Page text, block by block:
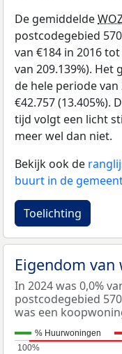
De gemiddelde
postcodegebied
van €184 in 2016
van 209.139%).
de hele periode
€42.757 (13.405%).
tijd volgt een licht
meer wel dan niet.
Bekijk ook de
buurt in de
Toelichting
Eigendom van
In 2024 was 0,0%
postcodegebied
was een
% Huurwoningen
100%
100%